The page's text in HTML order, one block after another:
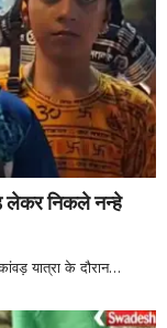
निकले नन्हे
यात्रा के दौरान…